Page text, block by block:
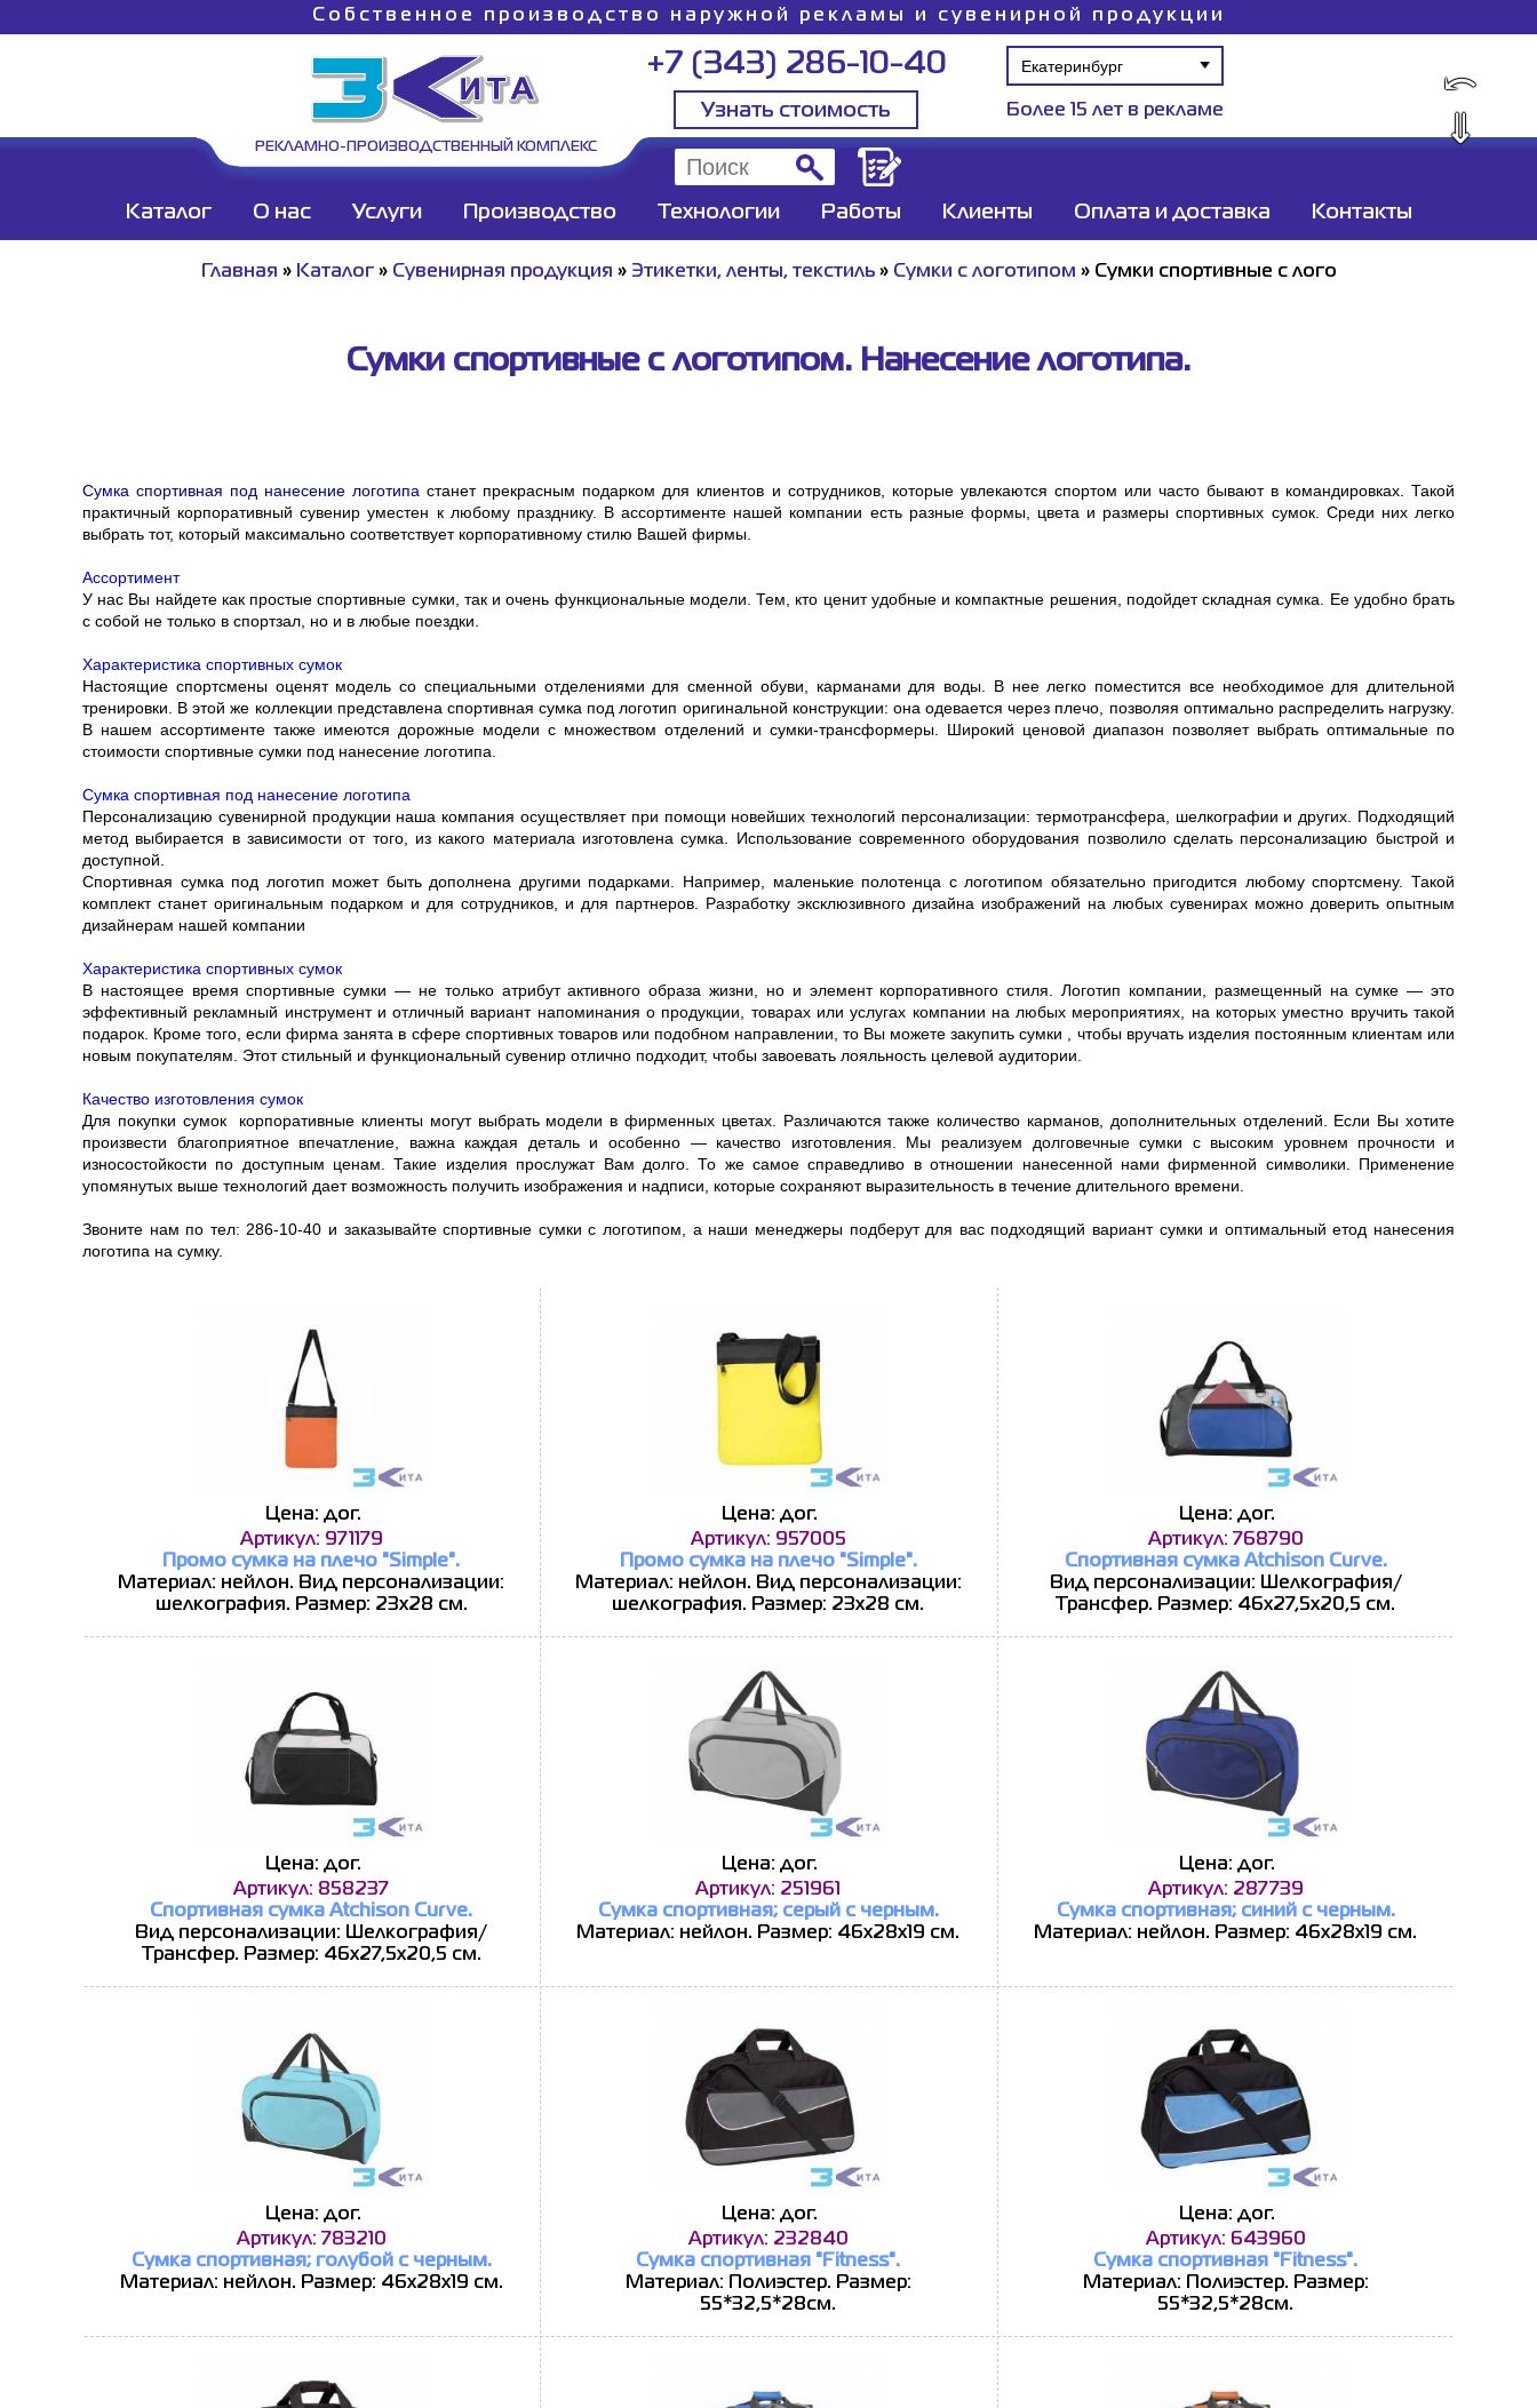
⇓
⤺
Собственное производство наружной рекламы и сувенирной продукции
РЕКЛАМНО-ПРОИЗВОДСТВЕННЫЙ КОМПЛЕКС
+7 (343) 286-10-40
Узнать стоимость Более 15 лет в рекламе
Каталог О нас Услуги Производство Технологии Работы Клиенты Оплата и доставка Контакты
Главная » Каталог» Сувенирная продукция » Этикетки, ленты, текстиль» Сумки с логотипом » Сумки спортивные c лого
Сумки спортивные с логотипом. Нанесение логотипа.
Сумка спортивная под нанесение логотипа станет прекрасным подарком для клиентов и сотрудников, которые увлекаются спортом или часто бывают в командировках. Такой
практичный корпоративный сувенир уместен к любому празднику. В ассортименте нашей компании есть разные формы, цвета и размеры спортивных сумок. Среди них легко
выбрать тот, который максимально соответствует корпоративному стилю Вашей фирмы.
Ассортимент
У нас Вы найдете как простые спортивные сумки, так и очень функциональные модели. Тем, кто ценит удобные и компактные решения, подойдет складная сумка. Ее удобно брать
с собой не только в спортзал, но и в любые поездки.
Характеристика спортивных сумок
Настоящие спортсмены оценят модель со специальными отделениями для сменной обуви, карманами для воды. В нее легко поместится все необходимое для длительной
тренировки. В этой же коллекции представлена спортивная сумка под логотип оригинальной конструкции: она одевается через плечо, позволяя оптимально распределить нагрузку.
В нашем ассортименте также имеются дорожные модели с множеством отделений и сумки-трансформеры. Широкий ценовой диапазон позволяет выбрать оптимальные по
стоимости спортивные сумки под нанесение логотипа.
Сумка спортивная под нанесение логотипа
Персонализацию сувенирной продукции наша компания осуществляет при помощи новейших технологий персонализации: термотрансфера, шелкографии и других. Подходящий
метод выбирается в зависимости от того, из какого материала изготовлена сумка. Использование современного оборудования позволило сделать персонализацию быстрой и
доступной.
Спортивная сумка под логотип может быть дополнена другими подарками. Например, маленькие полотенца с логотипом обязательно пригодится любому спортсмену. Такой
комплект станет оригинальным подарком и для сотрудников, и для партнеров. Разработку эксклюзивного дизайна изображений на любых сувенирах можно доверить опытным
дизайнерам нашей компании
Характеристика спортивных сумок
В настоящее время спортивные сумки — не только атрибут активного образа жизни, но и элемент корпоративного стиля. Логотип компании, размещенный на сумке — это
эффективный рекламный инструмент и отличный вариант напоминания о продукции, товарах или услугах компании на любых мероприятиях, на которых уместно вручить такой
подарок. Кроме того, если фирма занята в сфере спортивных товаров или подобном направлении, то Вы можете закупить сумки , чтобы вручать изделия постоянным клиентам или
новым покупателям. Этот стильный и функциональный сувенир отлично подходит, чтобы завоевать лояльность целевой аудитории.
Качество изготовления сумок
Для покупки сумок корпоративные клиенты могут выбрать модели в фирменных цветах. Различаются также количество карманов, дополнительных отделений. Если Вы хотите
произвести благоприятное впечатление, важна каждая деталь и особенно — качество изготовления. Мы реализуем долговечные сумки с высоким уровнем прочности и
износостойкости по доступным ценам. Такие изделия прослужат Вам долго. То же самое справедливо в отношении нанесенной нами фирменной символики. Применение
упомянутых выше технологий дает возможность получить изображения и надписи, которые сохраняют выразительность в течение длительного времени.
Звоните нам по тел: 286-10-40 и заказывайте спортивные сумки с логотипом, а наши менеджеры подберут для вас подходящий вариант сумки и оптимальный етод нанесения
логотипа на сумку.
Цена: дог.
Артикул: 971179
Промо сумка на плечо "Simple".
Материал: нейлон. Вид персонализации:
шелкография. Размер: 23х28 см.
Цена: дог.
Артикул: 957005
Промо сумка на плечо "Simple".
Материал: нейлон. Вид персонализации:
шелкография. Размер: 23х28 см.
Цена: дог.
Артикул: 768790
Спортивная сумка Atchison Curve.
Вид персонализации: Шелкография/
Трансфер. Размер: 46х27,5х20,5 см.
Цена: дог.
Артикул: 858237
Спортивная сумка Atchison Curve.
Вид персонализации: Шелкография/
Трансфер. Размер: 46х27,5х20,5 см.
Цена: дог.
Артикул: 251961
Сумка спортивная; серый с черным.
Материал: нейлон. Размер: 46х28х19 см.
Цена: дог.
Артикул: 287739
Сумка спортивная; синий с черным.
Материал: нейлон. Размер: 46х28х19 см.
Цена: дог.
Артикул: 783210
Сумка спортивная; голубой с черным.
Материал: нейлон. Размер: 46х28х19 см.
Цена: дог.
Артикул: 232840
Сумка спортивная "Fitness".
Материал: Полиэстер. Размер:
55*32,5*28см.
Цена: дог.
Артикул: 643960
Сумка спортивная "Fitness".
Материал: Полиэстер. Размер:
55*32,5*28см.